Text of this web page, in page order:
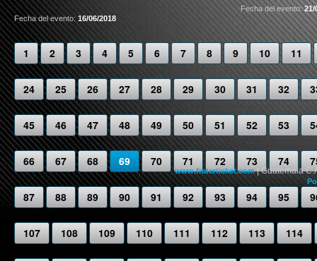
Fecha del evento:16/06/2018
Fecha del evento:21/
1 2 3 4 5 6 7 8 9 10 11
24 25 26 27 28 29 30 31 32
45 46 47 48 49 50 51 52 53
66 67 68 69 70 71 72 73 74
87 88 89 90 91 92 93 94 95
107 108 109 110 111 112 113 114
www.fraterticket.com | Guatemala